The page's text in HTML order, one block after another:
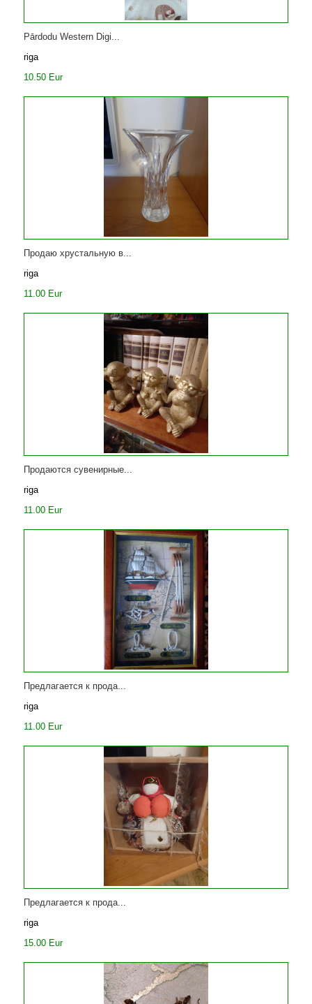
Pārdodu Western Digi...
riga
10.50 Eur
Продаю хрустальную в...
riga
11.00 Eur
Продаются сувенирные...
riga
11.00 Eur
Предлагается к прода...
riga
11.00 Eur
Предлагается к прода...
riga
15.00 Eur